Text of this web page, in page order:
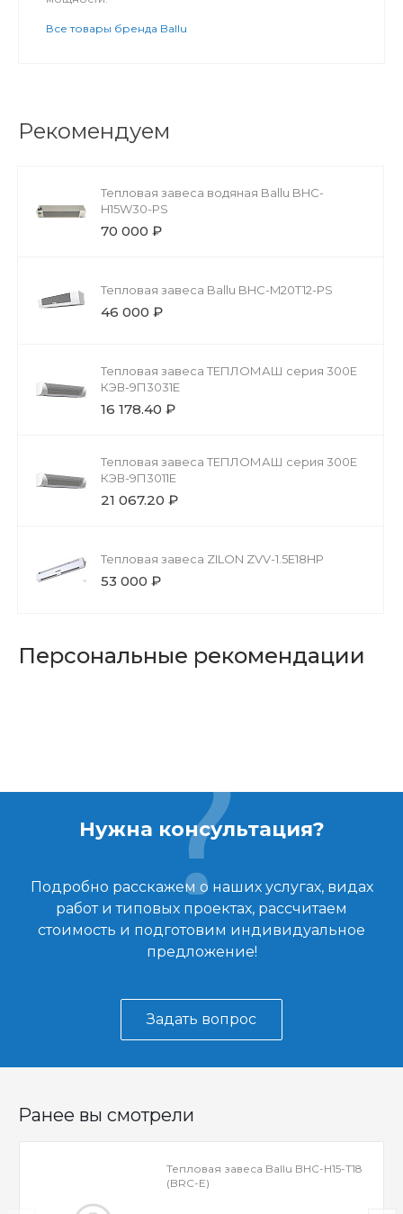
Все товары бренда Ballu
Рекомендуем
Тепловая завеса водяная Ballu BHC-
H15W30-PS
70 000 ₽
Тепловая завеса Ballu BHC-M20T12-PS
46 000 ₽
Тепловая завеса ТЕПЛОМАШ серия 300Е
КЭВ-9П3031Е
16 178.40 ₽
Тепловая завеса ТЕПЛОМАШ серия 300Е
КЭВ-9П3011Е
21 067.20 ₽
Тепловая завеса ZILON ZVV-1.5Е18HP
53 000 ₽
Персональные рекомендации
Нужна консультация?
Подробно расскажем о наших услугах, видах
работ и типовых проектах, рассчитаем
стоимость и подготовим индивидуальное
предложение!
Задать вопрос
Ранее вы смотрели
Тепловая завеса Ballu BHC-H15-T18
(BRC-E)